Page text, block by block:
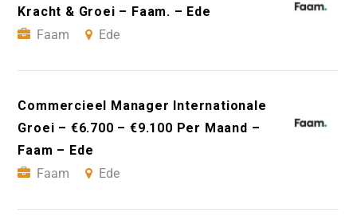
Kracht & Groei – Faam. – Ede
Faam
Ede
Commercieel Manager Internationale
Groei – €6.700 – €9.100 Per Maand –
Faam – Ede
Faam
Ede